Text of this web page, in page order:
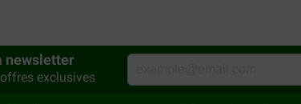
newsletter
exclusives